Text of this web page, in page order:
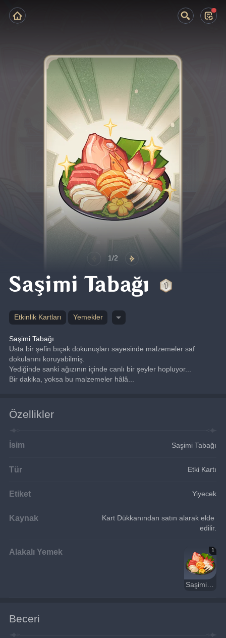
1/2
Saşimi Tabağı
Etkinlik Kartları Yemekler
Saşimi Tabağı
Usta bir şefin bıçak dokunuşları sayesinde malzemeler saf
dokularını koruyabilmiş.
Yediğinde sanki ağızının içinde canlı bir şeyler hopluyor...
Bir dakika, yoksa bu malzemeler hâlâ...
Özellikler
İsim Saşimi Tabağı
Tür Etki Kartı
Etiket Yiyecek
Kaynak
Kart Dükkanından satın alarak elde
edilir.
Alakalı Yemek 1
Saşimi Tabağı
Beceri